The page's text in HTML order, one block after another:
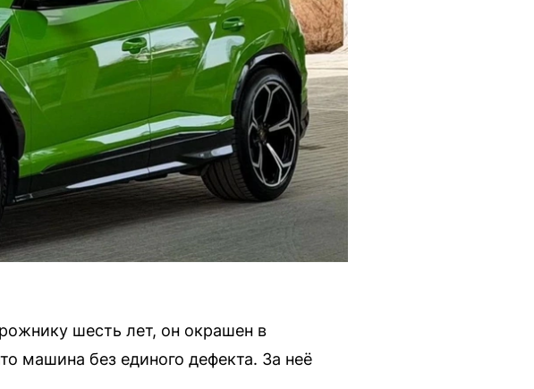
шесть лет, он окрашен в
машина без единого дефекта. За неё